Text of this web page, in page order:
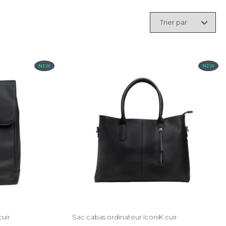
NEW NEW
Sac cabas ordinateur IconiK cuir